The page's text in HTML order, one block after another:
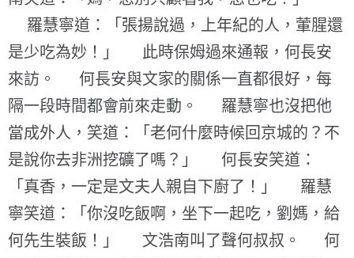
羅慧寧道：「張揚說過，上年紀的人，葷腥還
是少吃為妙！」 此時保姆過來通報，何長安
來訪。 何長安與文家的關係一直都很好，每
隔一段時間都會前來走動。 羅慧寧也沒把他
當成外人，笑道：「老何什麼時候回京城的？不
是說你去非洲挖礦了嗎？」 何長安笑道：
「真香，一定是文夫人親自下廚了！」 羅慧
寧笑道：「你沒吃飯啊，坐下一起吃，劉媽，給
何先生裝飯！」 文浩南叫了聲何叔叔。 何